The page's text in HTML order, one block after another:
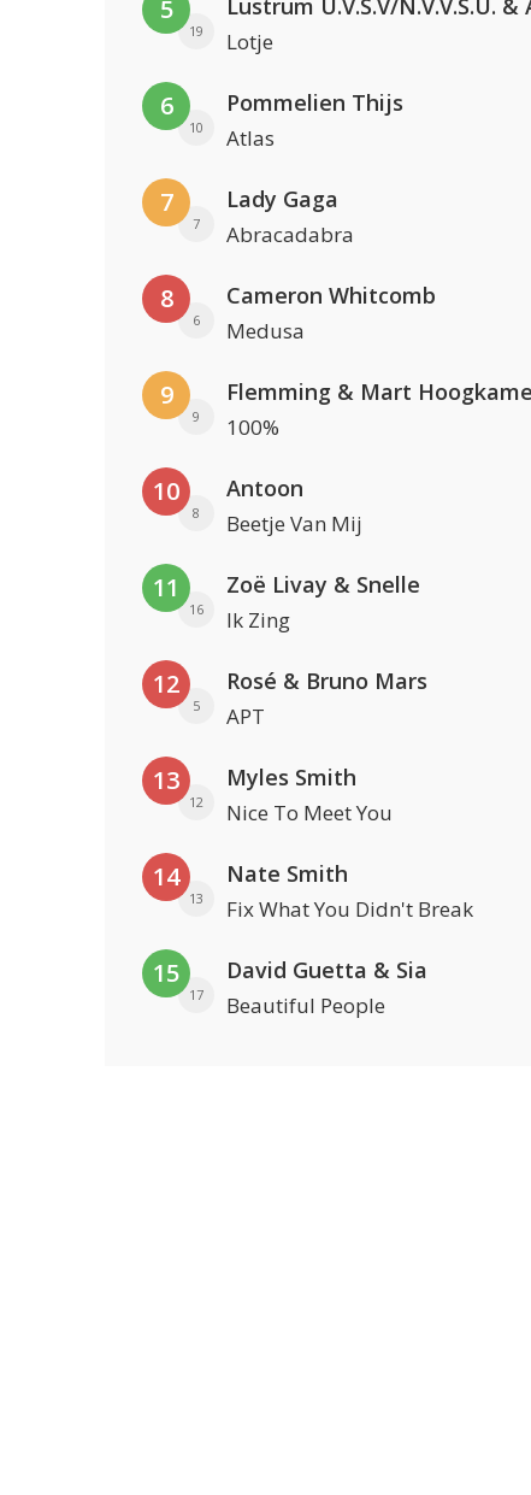
5
19 Lotje
6
10
Pommelien Thijs
Atlas
7
7
Lady Gaga
Abracadabra
8
6
Cameron Whitcomb
Medusa
9
9
Flemming & Mart
100%
10
8
Antoon
Beetje Van Mij
11
16
Zoë Livay & Snelle
Ik Zing
12
5
Rosé & Bruno Mars
APT
13
12
Myles Smith
Nice To Meet You
14
13
Nate Smith
Fix What You Didn't Break
15
17
David Guetta & Sia
Beautiful People